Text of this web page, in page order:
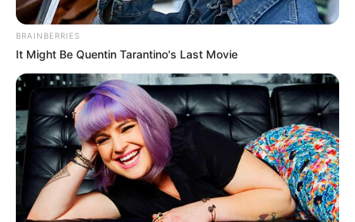
BRAINBERRIES
It Might Be Quentin Tarantino's Last Movie